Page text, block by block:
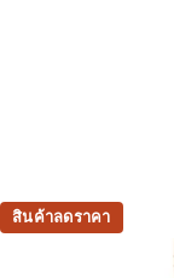
สินค้าลดราคา